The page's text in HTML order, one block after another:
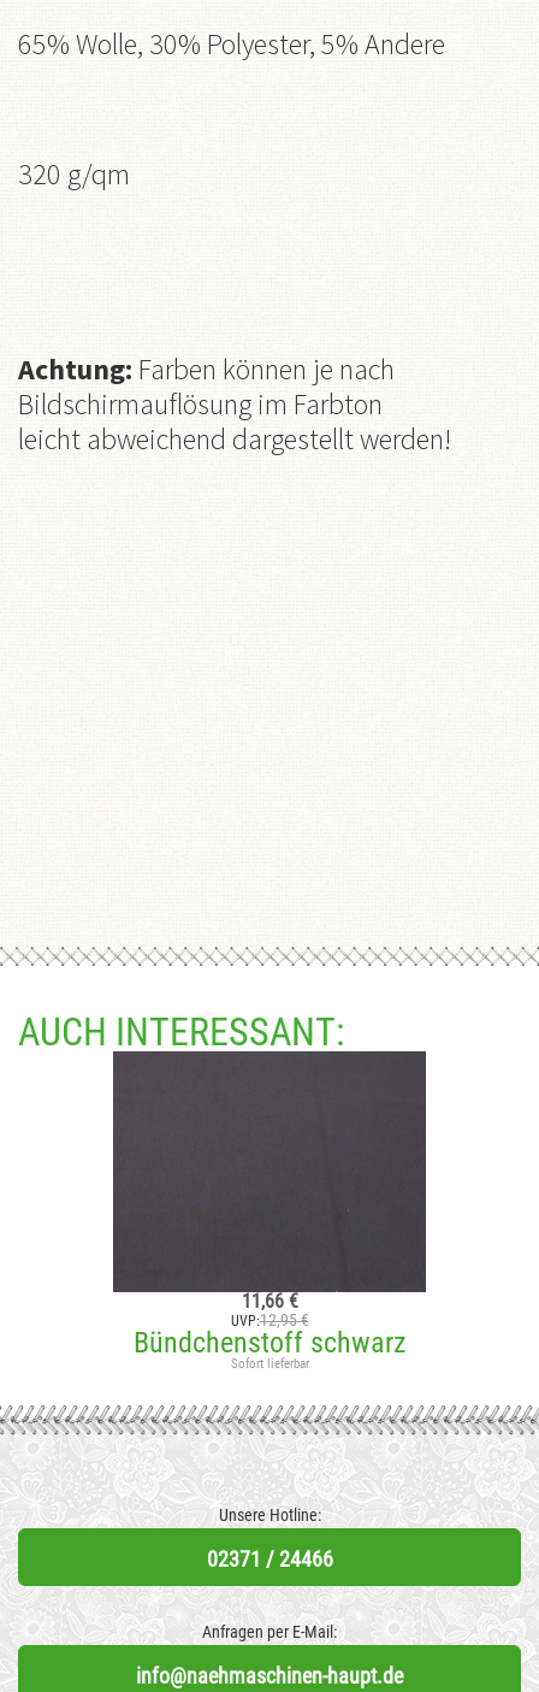
65% Wolle, 30% Polyester, 5% Andere
320 g/qm
Achtung: Farben können je nach
Bildschirmauflösung im Farbton
leicht abweichend dargestellt werden!
AUCH INTERESSANT:
11,66 €
UVP:12,95 €
Bündchenstoff schwarz
Sofort lieferbar
Unsere Hotline:
02371 / 24466
Anfragen per E-Mail:
info@naehmaschinen-haupt.de